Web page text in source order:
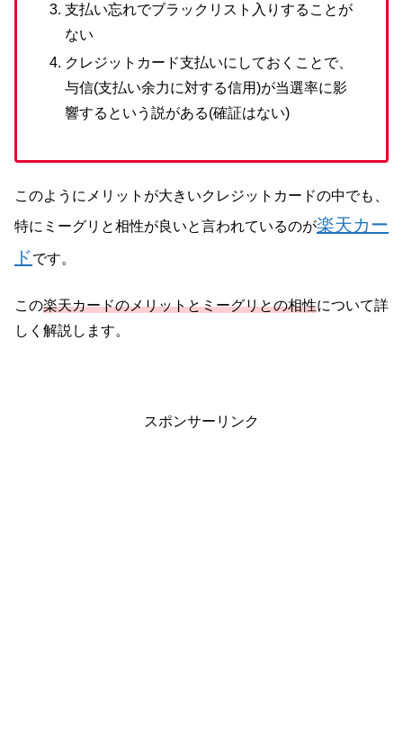
支払い忘れでブラックリスト入りすることが
ない
クレジットカード支払いにしておくことで、
与信(支払い余力に対する信用)が当選率に影
響するという説がある(確証はない)
このようにメリットが大きいクレジットカードの中でも、
特にミーグリと相性が良いと言われているのが楽天カー
ドです。
この楽天カードのメリットとミーグリとの相性について詳
しく解説します。
スポンサーリンク